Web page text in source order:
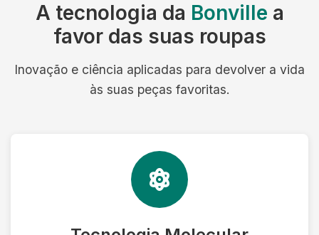
A tecnologia da Bonville a
favor das suas roupas
Inovação e ciência aplicadas para devolver a vida
às suas peças favoritas.